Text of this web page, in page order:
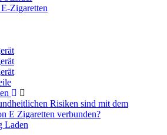
Zigaretten
Risiken sind mit dem
E Zigaretten verbunden?
Laden